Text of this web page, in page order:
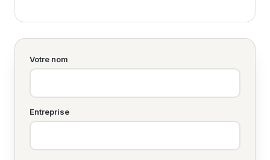
Votre nom
Entreprise